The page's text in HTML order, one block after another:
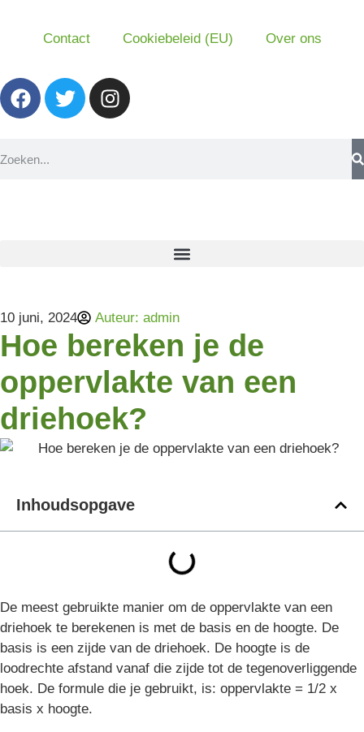
Contact Cookiebeleid (EU) Over ons
10 juni, 2024 Auteur: admin
Hoe bereken je de
oppervlakte van een
driehoek?
Inhoudsopgave
De meest gebruikte manier om de oppervlakte van een
driehoek te berekenen is met de basis en de hoogte. De
basis is een zijde van de driehoek. De hoogte is de
loodrechte afstand vanaf die zijde tot de tegenoverliggende
hoek. De formule die je gebruikt, is: oppervlakte = 1/2 x
basis x hoogte.